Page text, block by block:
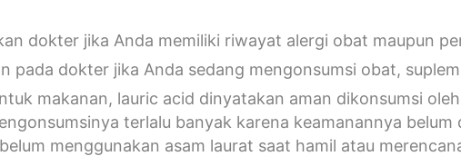
dokter jika Anda memiliki riwayat alergi obat maupun
pada dokter jika Anda sedang mengonsumsi obat,
makanan, lauric acid dinyatakan aman dikonsumsi
terlalu banyak karena keamanannya
menggunakan asam laurat saat hamil atau